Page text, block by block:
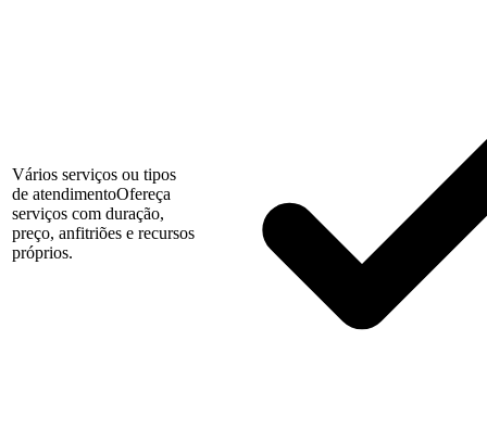
Vários serviços ou tipos
de atendimentoOfereça
serviços com duração,
preço, anfitriões e recursos
próprios.